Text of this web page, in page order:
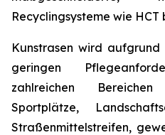
Recyclingsysteme wie HCT
Kunstrasen wird
geringen
zahlreichen
Sportplätze,
Straßenmittelstreifen,